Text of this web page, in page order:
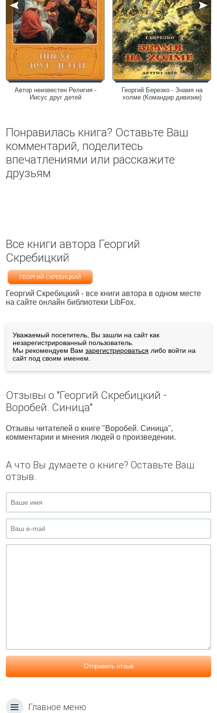
Автор неизвестен Религия -
Иисус друг детей
Георгий Березко - Знамя на
холме (Командир дивизии)
Понравилась книга? Оставьте Ваш
комментарий, поделитесь
впечатлениями или расскажите
друзьям
Все книги автора Георгий
Скребицкий
ГЕОРГИЙ СКРЕБИЦКИЙ
Георгий Скребицкий - все книги автора в одном месте
на сайте онлайн библиотеки LibFox.
Уважаемый посетитель, Вы зашли на сайт как
незарегистрированный пользователь.
Мы рекомендуем Вам зарегистрироваться либо войти на
сайт под своим именем.
Отзывы о "Георгий Скребицкий -
Воробей. Синица"
Отзывы читателей о книге "Воробей. Синица",
комментарии и мнения людей о произведении.
А что Вы думаете о книге? Оставьте Ваш
отзыв.
Отправить отзыв
Главное меню